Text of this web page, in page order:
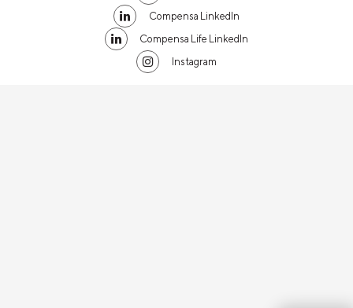
Compensa LinkedIn
Compensa Life LinkedIn
Instagram